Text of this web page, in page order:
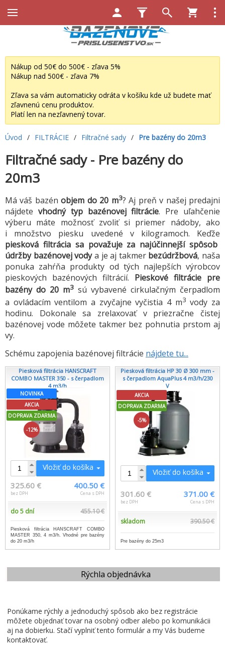
Rýchla objednávka
Ponúkame rýchly a jednoduchý spôsob ako bez registrácie
môžete objednať tovar na osobný odber alebo po komunikácii
aj na dobierku. Stačí vyplniť tento formulár a my Vás budeme
kontaktovať.
Nákup od 50€ do 500€ - zľava 5%
Nákup nad 500€ - zľava 7%
Zľava sa vám automaticky odráta v košíku kde už budete mať
zľavnenú cenu produktov.
Platí len na nezľavnený tovar.
Úvod / FILTRÁCIE / Filtračné sady / Pre bazény do 20m3
Filtračné sady - Pre bazény do
20m3
Má váš bazénobjem do 20 m3? Aj preň v našej predajni
nájdete vhodný typ bazénovej filtrácie. Pre uľahčenie
výberu máte možnosť zvoliť si priemer nádoby, ako
i množstvo piesku uvedené v kilogramoch. Keďže
piesková filtrácia sa považuje za najúčinnejší spôsob
údržby bazénovej vodya je aj takmer bezúdržbová, naša
ponuka zahŕňa produkty od tých najlepších výrobcov
pieskových bazénových filtrácií. Pieskové filtrácie pre
bazény do 20 m3 sú vybavené cirkulačným čerpadlom
a ovládacím ventilom a zvyčajne vyčistia 4 m3 vody za
hodinu. Dokonale sa zrelaxovať v priezračne čistej
bazénovej vode môžete takmer bez pohnutia prstom aj
vy.
Schému zapojenia bazénovej filtrácie nájdete tu...
Piesková filtrácia HANSCRAFT
COMBO MASTER 350 - s čerpadlom
4 m3/h
NOVINKA
AKCIA
DOPRAVA ZDARMA
-12%
Vložiť do košíka
325.60 €
bez DPH
400.50 €
Cena s DPH
do 5 dní 455.10 €
Piesková filtrácia HANSCRAFT COMBO
MASTER 350, 4 m3/h. Vhodné pre bazény
do 20 m3/h
Piesková filtrácia HP 30 Ø 300 mm -
s čerpadlom AquaPlus 4 m3/h/230
V
AKCIA
DOPRAVA ZDARMA
-5%
Vložiť do košíka
301.60 €
bez DPH
371.00 €
Cena s DPH
skladom 390.50 €
Pre bazény do 25m3